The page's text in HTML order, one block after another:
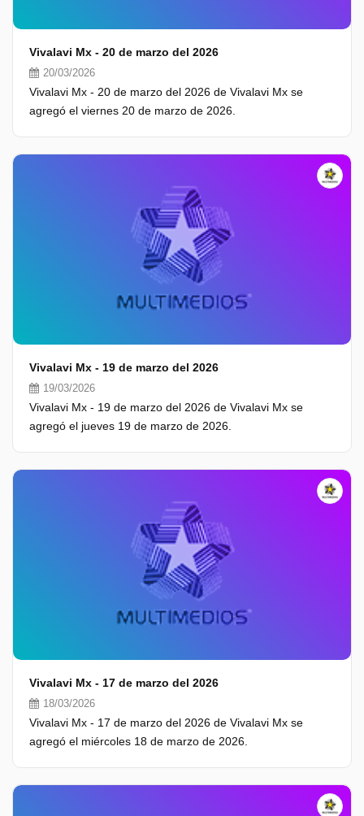
Vivalavi Mx - 20 de marzo del 2026
20/03/2026
Vivalavi Mx - 20 de marzo del 2026 de Vivalavi Mx se
agregó el viernes 20 de marzo de 2026.
Vivalavi Mx - 19 de marzo del 2026
19/03/2026
Vivalavi Mx - 19 de marzo del 2026 de Vivalavi Mx se
agregó el jueves 19 de marzo de 2026.
Vivalavi Mx - 17 de marzo del 2026
18/03/2026
Vivalavi Mx - 17 de marzo del 2026 de Vivalavi Mx se
agregó el miércoles 18 de marzo de 2026.